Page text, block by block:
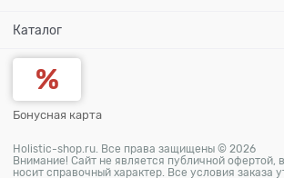
Каталог
Бонусная карта
Holistic-shop.ru. Все права защищены © 2026
Внимание! Сайт не является публичной офертой,
носит справочный характер. Все условия заказа